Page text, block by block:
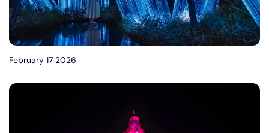
February 17 2026